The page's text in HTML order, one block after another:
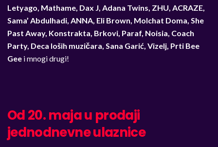
Letyago, Mathame, Dax J, Adana Twins, ZHU, ACRAZE,
Sama’ Abdulhadi, ANNA, Eli Brown, Molchat Doma, She
Past Away, Konstrakta, Brkovi, Paraf, Noisia, Coach
Party, Deca loših muzičara, Sana Garić, Vizelj, Prti Bee
Gee i mnogi drugi!
Od 20. maja u prodaji
jednodnevne ulaznice